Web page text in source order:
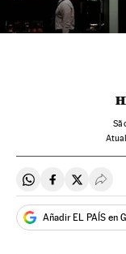
Compartir en
Compartir en
Añadir EL PAÍS en